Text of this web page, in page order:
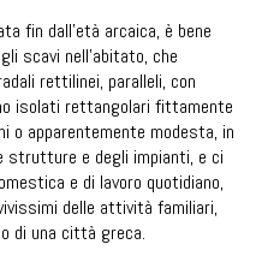
fin dall’età arcaica, è bene
scavi nell’abitato, che
rettilinei, paralleli, con
isolati rettangolari fittamente
o apparentemente modesta, in
strutture e degli impianti, e ci
e di lavoro quotidiano,
delle attività familiari,
di una città greca.